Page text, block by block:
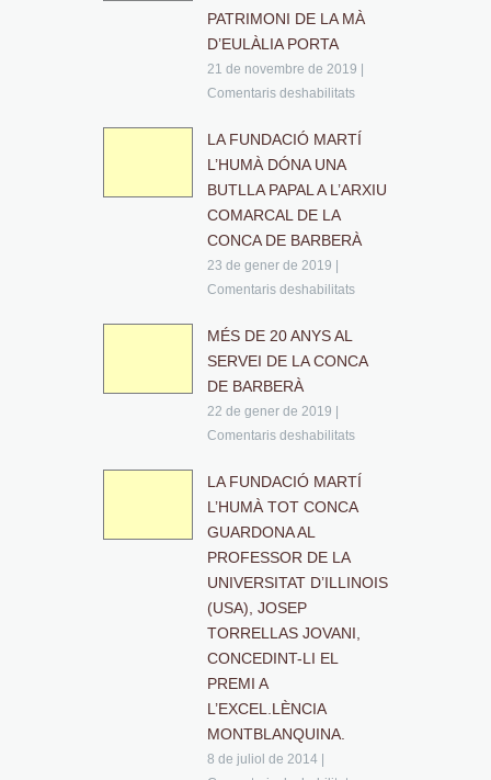
PATRIMONI DE LA MÀ
D’EULÀLIA PORTA
21 de novembre de 2019
Comentaris deshabilitats
LA FUNDACIÓ MARTÍ
L’HUMÀ DÓNA UNA
BUTLLA PAPAL A L’ARXIU
COMARCAL DE LA
CONCA DE BARBERÀ
23 de gener de 2019
Comentaris deshabilitats
MÉS DE 20 ANYS AL
SERVEI DE LA CONCA
DE BARBERÀ
22 de gener de 2019
Comentaris deshabilitats
LA FUNDACIÓ MARTÍ
L’HUMÀ TOT CONCA
GUARDONA AL
PROFESSOR DE LA
UNIVERSITAT D’ILLINOIS
(USA), JOSEP
TORRELLAS JOVANI,
CONCEDINT-LI EL
PREMI A
L’EXCEL.LÈNCIA
MONTBLANQUINA.
8 de juliol de 2014